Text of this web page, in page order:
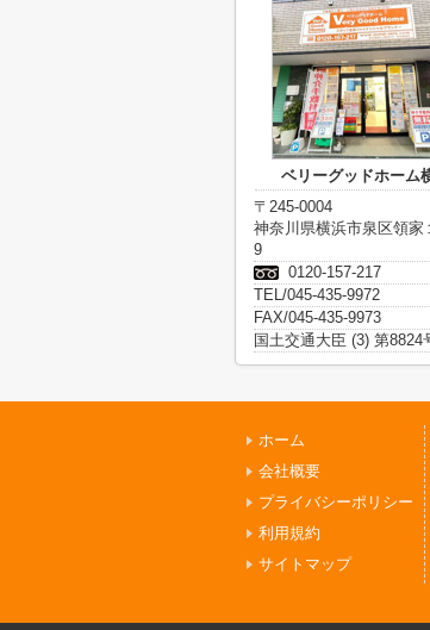
ベリーグッドホーム
〒245-0004
神奈川県横浜市泉区領家
9
0120-157-217
TEL/045-435-9972
FAX/045-435-9973
国土交通大臣 (3) 第8824
ホーム
会社概要
プライバシーポリシー
利用規約
サイトマップ